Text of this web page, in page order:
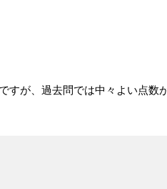
すが、過去問では中々よい点数